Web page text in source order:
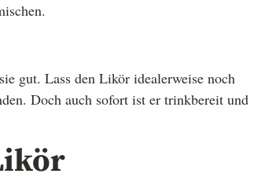
gut. Lass den Likör idealerweise noch
Doch auch sofort ist er trinkbereit und